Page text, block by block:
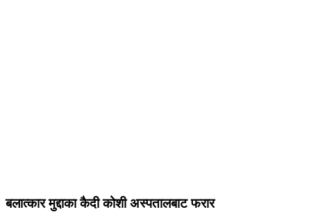
बलात्कार मुद्दाका कैदी कोशी अस्पतालबाट फरार